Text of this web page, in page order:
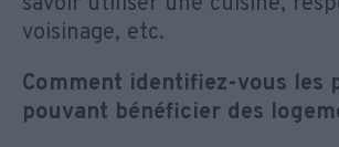
voisinage, etc.
Comment identifiez-vous les
pouvant bénéficier des